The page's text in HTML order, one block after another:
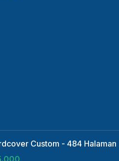
Custom - 484 Halaman